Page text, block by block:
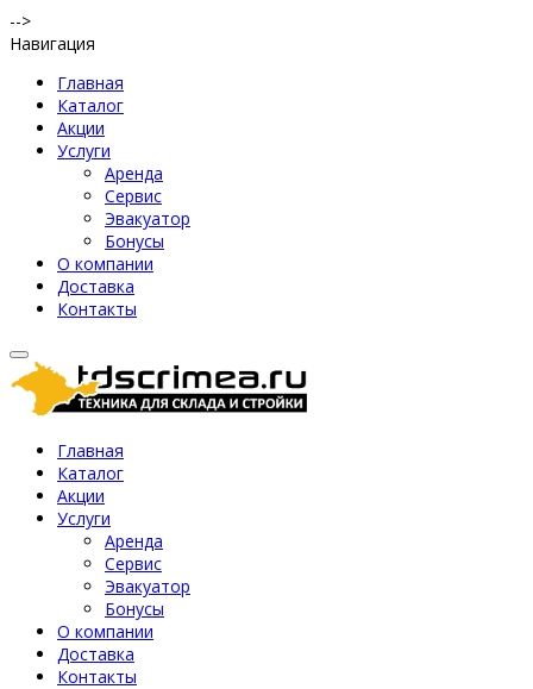
-->
Навигация
Главная
Каталог
Акции
Услуги
Аренда
Сервис
Эвакуатор
Бонусы
О компании
Доставка
Контакты
Главная
Каталог
Акции
Услуги
Аренда
Сервис
Эвакуатор
Бонусы
О компании
Доставка
Контакты